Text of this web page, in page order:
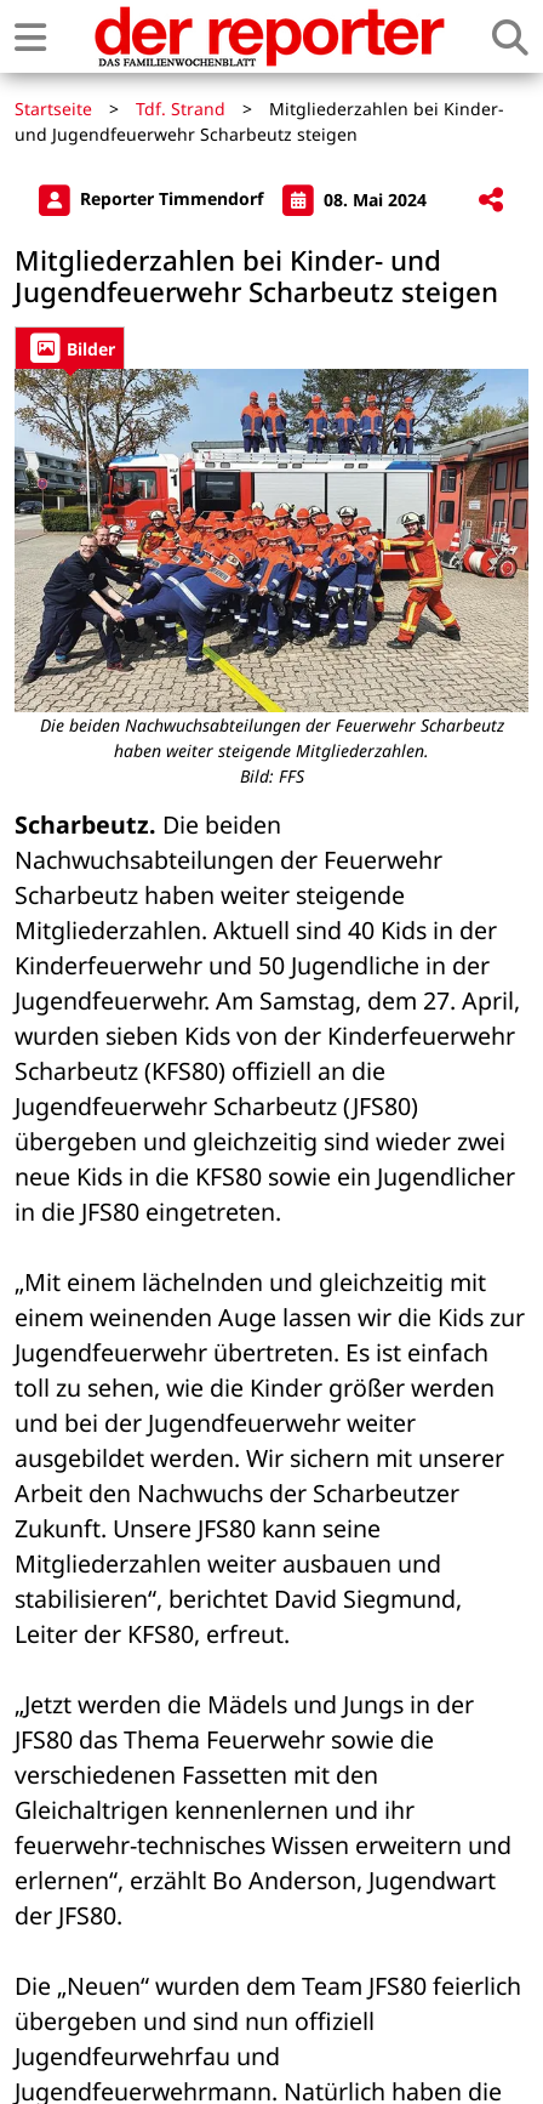
Startseite > Tdf. Strand >
Mitgliederzahlen bei Kinder-
und Jugendfeuerwehr Scharbeutz steigen
Reporter Timmendorf 08. Mai 2024
Mitgliederzahlen bei Kinder- und
Jugendfeuerwehr Scharbeutz steigen
Bilder
Die beiden Nachwuchsabteilungen der Feuerwehr Scharbeutz
haben weiter steigende Mitgliederzahlen.
Bild: FFS
Scharbeutz. Die beiden
Nachwuchsabteilungen der Feuerwehr
Scharbeutz haben weiter steigende
Mitgliederzahlen. Aktuell sind 40 Kids in der
Kinderfeuerwehr und 50 Jugendliche in der
Jugendfeuerwehr. Am Samstag, dem 27. April,
wurden sieben Kids von der Kinderfeuerwehr
Scharbeutz (KFS80) offiziell an die
Jugendfeuerwehr Scharbeutz (JFS80)
übergeben und gleichzeitig sind wieder zwei
neue Kids in die KFS80 sowie ein Jugendlicher
in die JFS80 eingetreten.
„Mit einem lächelnden und gleichzeitig mit
einem weinenden Auge lassen wir die Kids zur
Jugendfeuerwehr übertreten. Es ist einfach
toll zu sehen, wie die Kinder größer werden
und bei der Jugendfeuerwehr weiter
ausgebildet werden. Wir sichern mit unserer
Arbeit den Nachwuchs der Scharbeutzer
Zukunft. Unsere JFS80 kann seine
Mitgliederzahlen weiter ausbauen und
stabilisieren“, berichtet David Siegmund,
Leiter der KFS80, erfreut.
„Jetzt werden die Mädels und Jungs in der
JFS80 das Thema Feuerwehr sowie die
verschiedenen Fassetten mit den
Gleichaltrigen kennenlernen und ihr
feuerwehr-technisches Wissen erweitern und
erlernen“, erzählt Bo Anderson, Jugendwart
der JFS80.
Die „Neuen“ wurden dem Team JFS80 feierlich
übergeben und sind nun offiziell
Jugendfeurwehrfau und
Jugendfeuerwehrmann. Natürlich haben die